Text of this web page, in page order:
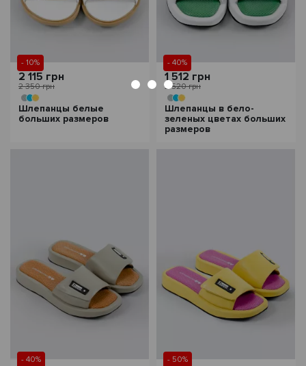
- 10%
2 115 грн
2 350 грн
Шлепанцы белые
больших размеров
- 40%
1 512 грн
2 520 грн
Шлепанцы в бело-
зеленых цветах больших
размеров
- 40% - 50%